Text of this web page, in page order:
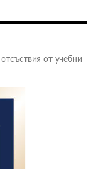
отсъствия от учебни